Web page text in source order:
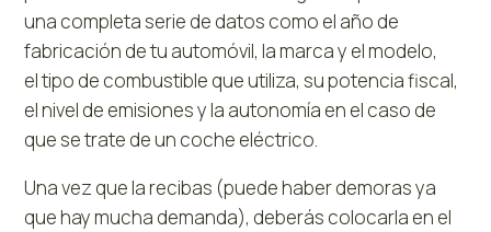
una completa serie de datos como el año de
fabricación de tu automóvil, la marca y el modelo,
el tipo de combustible que utiliza, su potencia fiscal,
el nivel de emisiones y la autonomía en el caso de
que se trate de un coche eléctrico.
Una vez que la recibas (puede haber demoras ya
que hay mucha demanda), deberás colocarla en el